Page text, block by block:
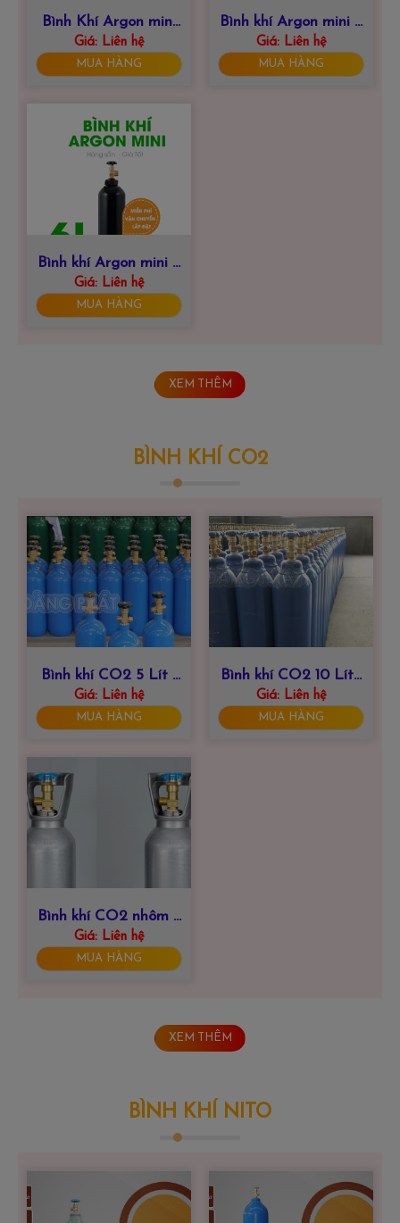
Bình Khí Argon mini
10 Lít
Giá:Liên hệ
MUA HÀNG
Bình khí Argon mini 8
Lít
Giá:Liên hệ
MUA HÀNG
Bình khí Argon mini 6
Lít
Giá:Liên hệ
MUA HÀNG
XEM THÊM
BÌNH KHÍ CO2
Bình khí CO2 5 Lít |
HOÀNG PHÁT 0915
847 999
Giá:Liên hệ
MUA HÀNG
Bình khí CO2 10 Lít |
HOÀNG PHÁT 0915
847 999
Giá:Liên hệ
MUA HÀNG
Bình khí CO2 nhôm 3
lít
Giá:Liên hệ
MUA HÀNG
XEM THÊM
BÌNH KHÍ NITO